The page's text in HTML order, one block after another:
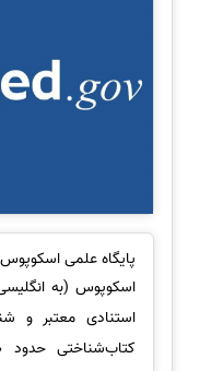
پایگاه علمی اسکوپوس
استنادی معتبر و